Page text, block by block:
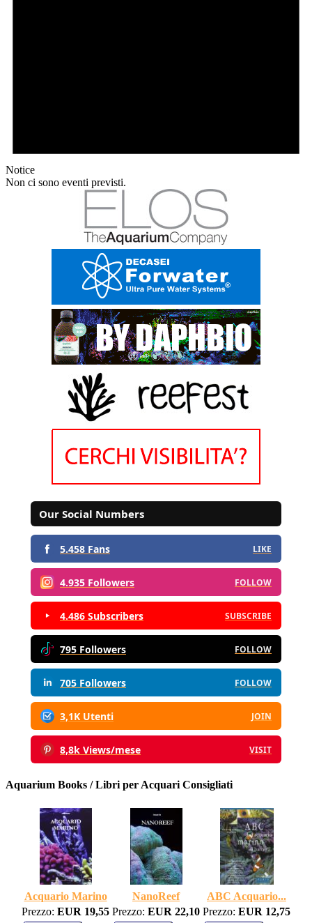
Notice
Non ci sono eventi previsti.
Our Social Numbers
5.458 Fans LIKE
4.935 Followers FOLLOW
4.486 Subscribers SUBSCRIBE
795 Followers FOLLOW
705 Followers FOLLOW
3,1K Utenti JOIN
8,8k Views/mese VISIT
Aquarium Books / Libri per Acquari Consigliati
Acquario Marino NanoReef
ABC Acquario...
Prezzo: EUR 19,55 Prezzo: EUR 22,10 Prezzo: EUR 12,75